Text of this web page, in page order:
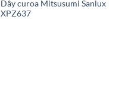
Dây curoa Mitsusumi Sanlux
XPZ637